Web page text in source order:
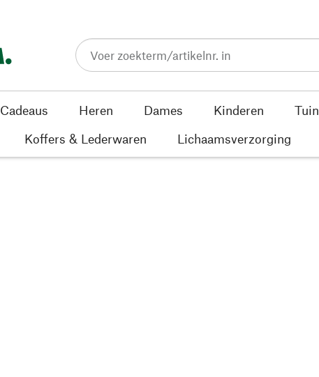
Cadeaus Heren Dames Kinderen Tuin
Koffers & Lederwaren
Lichaamsverzorging